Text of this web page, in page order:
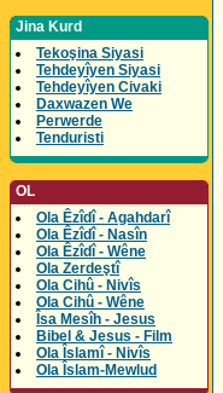
Jina Kurd
Tekoşina Siyasi
Tehdeyîyen Siyasi
Tehdeyîyen Civaki
Daxwazen We
Perwerde
Tenduristi
OL
Ola Êzîdî - Agahdarî
Ola Êzîdî - Nasîn
Ola Êzîdî - Wêne
Ola Zerdeştî
Ola Cihû - Nivîs
Ola Cihû - Wêne
Îsa Mesîh - Jesus
Bibel & Jesus - Film
Ola Îslamî - Nivîs
Ola Îslam-Mewlud